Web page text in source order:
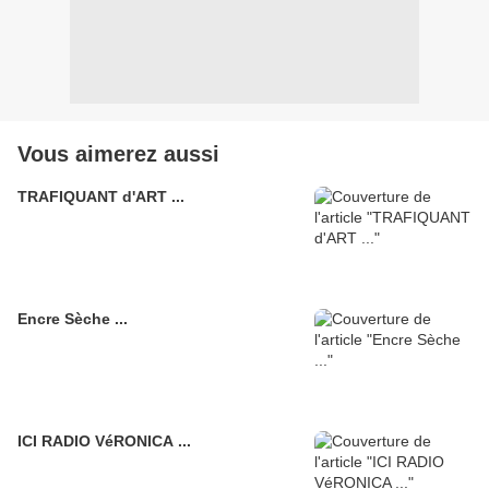
Vous aimerez aussi
TRAFIQUANT d'ART ...
Encre Sèche ...
ICI RADIO VéRONICA ...